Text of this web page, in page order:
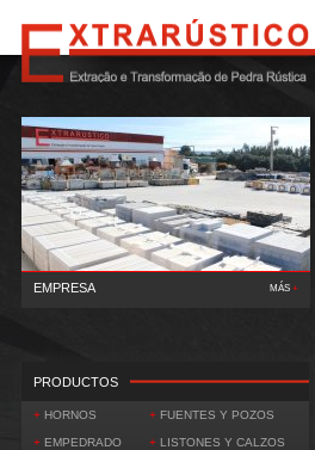
EMPRESA MÁS +
PRODUCTOS
+ HORNOS + FUENTES Y POZOS
+ EMPEDRADO + LISTONES Y CALZOS